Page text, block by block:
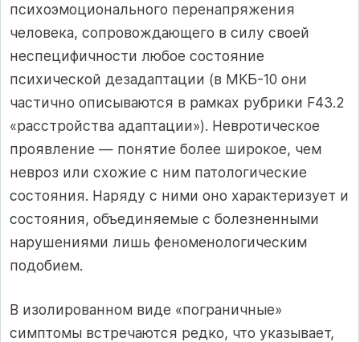
психоэмоционального перенапряжения
человека, сопровождающего в силу своей
неспецифичности любое состояние
психической дезадаптации (в МКБ-10 они
частично описываются в рамках рубрики F43.2
«расстройства адаптации»). Невротическое
проявление — понятие более широкое, чем
невроз или схожие с ним патологические
состояния. Наряду с ними оно характеризует и
состояния, объединяемые с болезненными
нарушениями лишь феноменологическим
подобием.
В изолированном виде «пограничные»
симптомы встречаются редко, что указывает,